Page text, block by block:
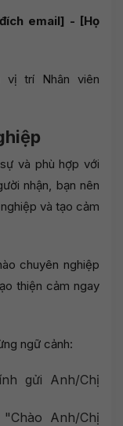
email] - [Họ
vị trí Nhân viên
và phù hợp với
nhận, bạn nên
và tạo cảm
chuyên nghiệp
thiện cảm ngay
ngữ cảnh:
gửi Anh/Chị
"Chào Anh/Chị